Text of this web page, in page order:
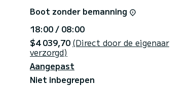
zult begeleid door een SamBoat-expert voor
Boot zonder bemanning
18:00 / 08:00
$4 039,70 (Direct door de eigenaar
verzorgd)
Aangepast
Niet inbegrepen